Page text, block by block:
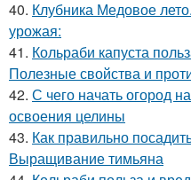
40. Клубника Медовое
урожая:
41. Кольраби капуста
Полезные свойства и
42. С чего начать огород
освоения целины
43. Как правильно
Выращивание тимьяна